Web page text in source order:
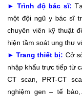
► Trình độ bác sĩ:
một đội ngũ y bác sĩ
chuyên viên kỹ thuật
hiện tầm soát ung thư
►Trang thiết bị: Cở
nhập khẩu trực tiếp từ
CT scan, PRT-CT
nghiệm gen – tế